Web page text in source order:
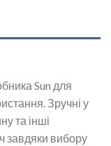
Sun для
Зручні у
та інші
завдяки вибору